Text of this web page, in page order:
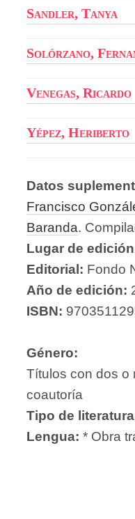
Sandler, Tanya
Solórzano,
Venegas, Ricardo
Yépez, Heriberto
Datos
Francisco
Baranda.
Lugar de
Editorial: Fondo
Año de edición:
ISBN:
Género:
Títulos con dos o
coautoría
Tipo de
Lengua: * Obra